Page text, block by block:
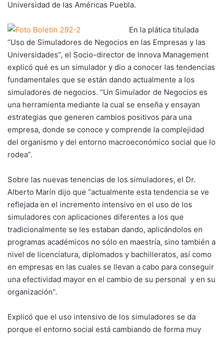
Universidad de las Américas Puebla.
En la plática titulada
“Uso de Simuladores de Negocios en las Empresas y las
Universidades”, el Socio-director de Innova Management
explicó qué es un simulador y dio a conocer las tendencias
fundamentales que se están dando actualmente a los
simuladores de negocios. “Un Simulador de Negocios es
una herramienta mediante la cual se enseña y ensayan
estrategias que generen cambios positivos para una
empresa, donde se conoce y comprende la complejidad
del organismo y del entorno macroeconómico social que lo
rodea”.
Sobre las nuevas tenencias de los simuladores, el Dr.
Alberto Marín dijo que “actualmente esta tendencia se ve
reflejada en el incremento intensivo en el uso de los
simuladores con aplicaciones diferentes a los que
tradicionalmente se les estaban dando, aplicándolos en
programas académicos no sólo en maestría, sino también a
nivel de licenciatura, diplomados y bachilleratos, así como
en empresas en las cuales se llevan a cabo para conseguir
una efectividad mayor en el cambio de su personal y en su
organización”.
Explicó que el uso intensivo de los simuladores se da
porque el entorno social está cambiando de forma muy